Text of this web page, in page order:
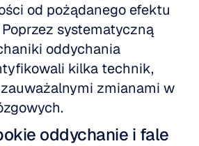
od pożądanego efektu
systematyczną
oddychania
kilka technik,
zmianami w
oddychanie i fale